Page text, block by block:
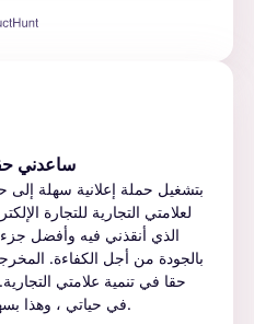
ساعدني
لعلامتي التجارية للتجارة
الذي أنقذني فيه وأفضل
بالجودة من أجل الكفاءة.
حقا في تنمية علامتي
في حياتي ، وهذا بسهولة من أفضل 5 عمليات شراء.